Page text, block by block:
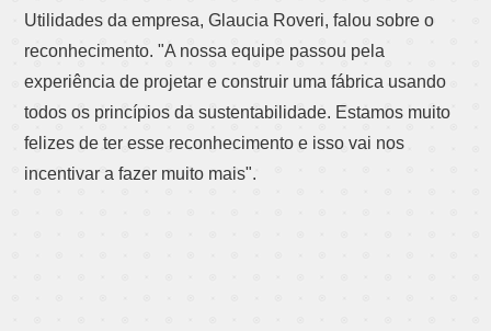
Utilidades da empresa, Glaucia Roveri, falou sobre o
reconhecimento. "A nossa equipe passou pela
experiência de projetar e construir uma fábrica usando
todos os princípios da sustentabilidade. Estamos muito
felizes de ter esse reconhecimento e isso vai nos
incentivar a fazer muito mais".